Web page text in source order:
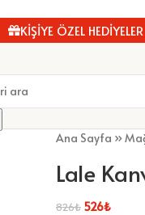
KİŞİYE ÖZEL HEDİYELER
Ana Sayfa »
Lale
826₺ 526₺